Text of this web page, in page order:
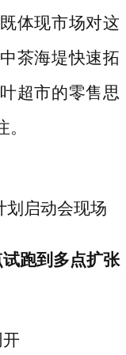
体现市场对这
茶海堤快速拓
超市的零售思
启动会现场
跑到多点扩张